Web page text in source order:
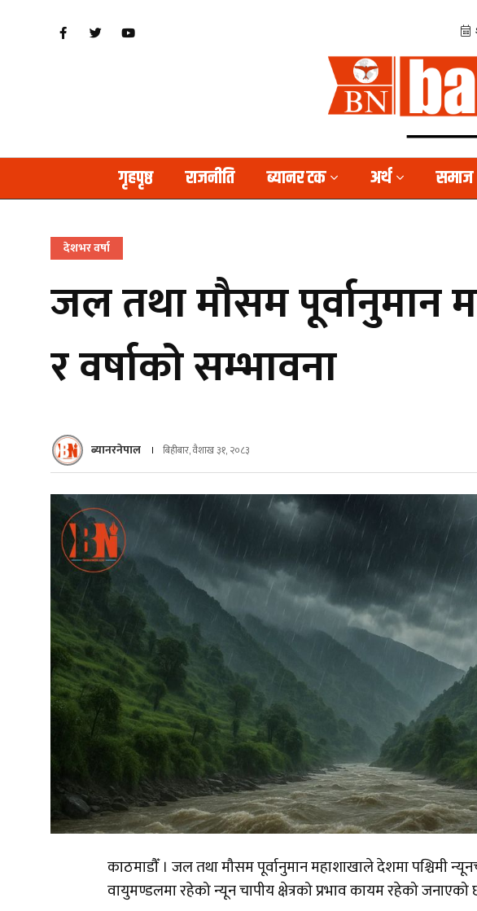
गृहपृष्ठ राजनीति ब्यानर टक अर्थ समाज
देशभर वर्षा
जल तथा मौसम पूर्वानुमान
र वर्षाको सम्भावना
ब्यानरनेपाल बिहीबार, वैशाख ३१, २०८३
काठमाडौँ । जल तथा मौसम पूर्वानुमान महाशाखाले देशमा पश्चिमी
वायुमण्डलमा रहेको न्यून चापीय क्षेत्रको प्रभाव कायम रहेको जनाएको